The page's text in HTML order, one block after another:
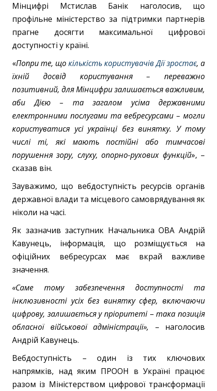
Мінцифрі Мстислав Банік наголосив, що
профільне міністерство за підтримки партнерів
прагне досягти максимальної цифрової
доступності у країні.
«Попри те, щокількість користувачів Дії зростає, а
їхній досвід користування – переважно
позитивний, для Мінцифри залишається важливим,
аби Дією – та загалом усіма державними
електронними послугами та вебресурсами – могли
користуватися усі українці без винятку. У тому
числі ті, які мають постійні або тимчасові
порушення зору, слуху, опорно-рухових функцій», –
сказав він.
Зауважимо, що вебдоступність ресурсів органів
державної влади та місцевого самоврядування як
ніколи на часі.
Як зазначив заступник Начальника ОВА Андрій
Кавунець, інформація, що розміщується на
офіційних вебресурсах має вкрай важливе
значення.
«Саме тому забезпечення доступності та
інклюзивності усіх без винятку сфер, включаючи
цифрову, залишається у пріоритеті – така позиція
обласної військової адміністрації», – наголосив
Андрій Кавунець.
Вебдоступність – один із тих ключових
напрямків, над яким ПРООН в Україні працює
разом із Міністерством цифрової трансформації